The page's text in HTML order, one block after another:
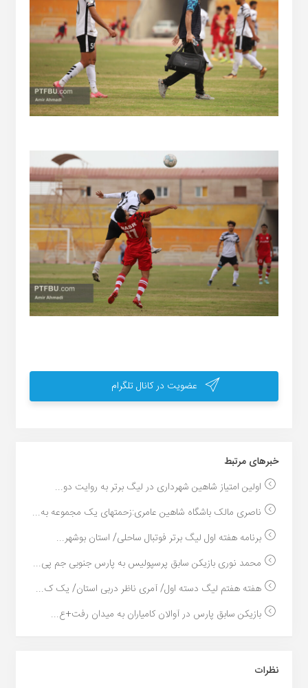
عضویت در کانال تلگرام
خبر‌های مرتبط
اولین امتیاز شاهین شهرداری در لیگ برتر به روایت دو...
ناصری مالک باشگاه شاهین عامری:زحمتهای یک مجموعه به...
برنامه هفته اول لیگ برتر فوتبال ساحلی/ استان بوشهر...
محمد نوری بازیکن سابق پرسپولیس به پارس جنوبی جم پی...
هفته هفتم لیگ دسته اول/ آمری ناظر دربی استان/ یک ک...
بازیکن سابق پارس در آوالان کامیاران به میدان رفت+ع...
نظرات